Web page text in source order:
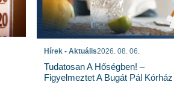
Hírek - Aktuális2026. 08. 06.
Tudatosan A Hőségben! –
Figyelmeztet A Bugát Pál Kórház